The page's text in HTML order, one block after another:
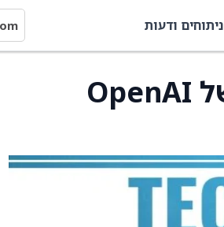
ניתוחים ודעות
אורקל דוחה חלק ממרכזי הנתונים של OpenAI